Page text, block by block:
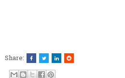
Share: